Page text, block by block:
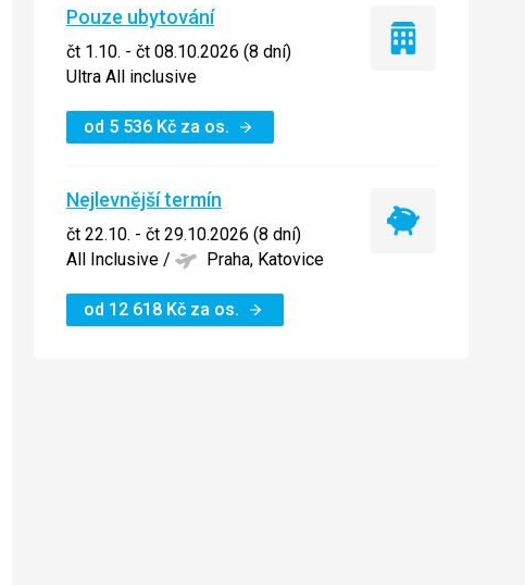
Pouze ubytování
čt 1.10. - čt 08.10.2026 (8 dní)
Ultra All inclusive
od 5 536 Kč za os.
Pouze
Nejlevnější termín
čt 22.10. - čt 29.10.2026 (8 dní)
All Inclusive / Praha, Katovice
od 12 618 Kč za os.
Nejlevnější